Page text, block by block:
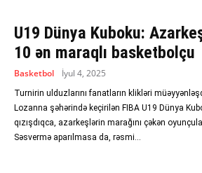
U19 Dünya Kuboku:
10 ən maraqlı basketbolçu
Basketbol
İyul 4, 2025
Turnirin ulduzlarını fanatların klikləri
Lozanna şəhərində keçirilən FIBA U19 Dünya
qızışdıqca, azarkeşlərin marağını çəkən
Səsvermə aparılmasa da, rəsmi...